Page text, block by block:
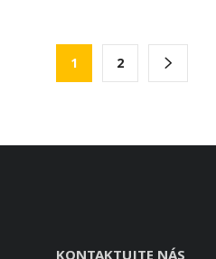
1 2
KONTAKTUJTE NÁS